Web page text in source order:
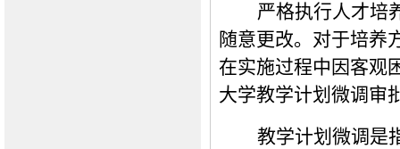
严格执行人才培
随意更改。对于培养
在实施过程中因客观
大学教学计划微调审
教学计划微调是